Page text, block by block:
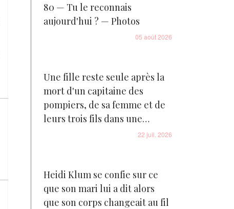
80 — Tu le reconnais
aujourd'hui ? — Photos
05 août 2026
Une fille reste seule après la
mort d'un capitaine des
pompiers, de sa femme et de
leurs trois fils dans une
tragédie familiale déchirante
22 juil. 2026
Heidi Klum se confie sur ce
que son mari lui a dit alors
que son corps changeait au fil